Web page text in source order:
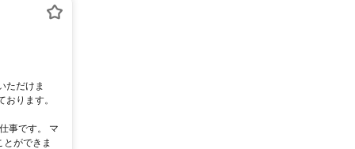
ただけま
ります。
事です。 マ
ができま